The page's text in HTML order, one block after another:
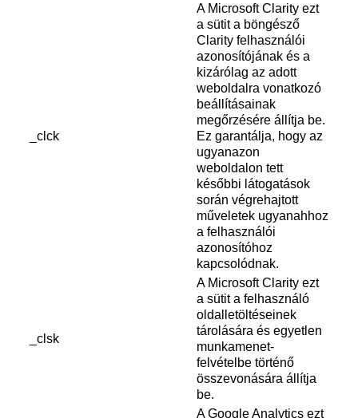
_clck
A Microsoft Clarity ezt
a sütit a böngésző
Clarity felhasználói
azonosítójának és a
kizárólag az adott
weboldalra vonatkozó
beállításainak
megőrzésére állítja be.
Ez garantálja, hogy az
ugyanazon
weboldalon tett
későbbi látogatások
során végrehajtott
műveletek ugyanahhoz
a felhasználói
azonosítóhoz
kapcsolódnak.
_clsk
A Microsoft Clarity ezt
a sütit a felhasználó
oldalletöltéseinek
tárolására és egyetlen
munkamenet-
felvételbe történő
összevonására állítja
be.
A Google Analytics ezt